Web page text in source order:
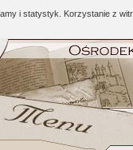
i statystyk. Korzystanie z